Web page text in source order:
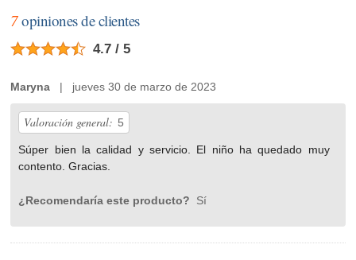
7opiniones de clientes
4.7 / 5
Maryna | jueves 30 de marzo de 2023
Valoración general: 5
Súper bien la calidad y servicio. El niño ha quedado muy
contento. Gracias.
¿Recomendaría este producto? Sí